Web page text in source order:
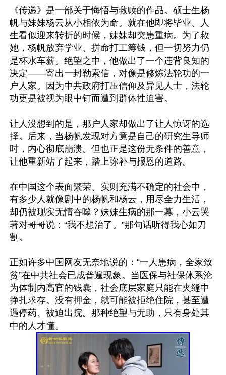
《传递》是一部关于悔悟与救赎的作品。硕士生杨
帆与妹妹杨云从小相依为命。就在他即将毕业、人
生看似迎来转折的时候，妹妹却突患重病。为了救
她，杨帆放弃学业、拼命打工筹钱，但一切努力仍
是杯水车薪。绝望之中，他做出了一个违背良知的
决定——寄出一封勒索信，对像是修炼法轮功的一
户人家。因为中共政府打压信仰及异见人士，法轮
功更是被视为眼中钉而遭到群体性迫害。
让人没想到的是，那户人家却做出了让人惊讶的选
择。后来，当杨帆发现对方竟是自己的研究生导师
时，内心彻底崩溃。但也正是这份无条件的善意，
让他重新站了起来，踏上弥补与报恩的道路。
在中国这个表面繁荣、实则充满不确定的社会中，
有多少人就像剧中的杨帆和杨云，用尽全力生活，
却仍被现实无情吞噬？妹妹生病的那一幕，小云哭
著对哥哥说：“我不想治了。”那句话听得我心如刀
割。
正如许多中国网友无奈地说的：“一人患病，全家致
贫”在中共社会已成普遍现象。当医保与社保体系沦
为体制内高官的钱囊，社会底层家庭只能在夹缝中
挣扎求存。没有押金，就可能被拒绝住院，甚至遭
遇停药、被迫出院。那种绝望与无助，只有身处其